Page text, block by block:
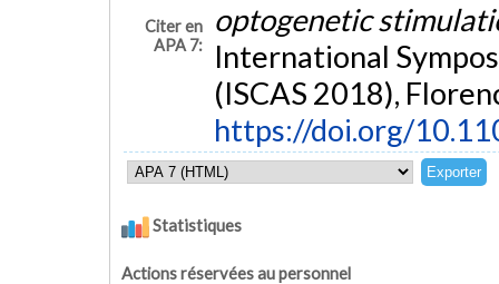
Citer en
APA 7:
optogenetic
International
(ISCAS 2018),
https://doi.org/
Statistiques
Actions réservées au personnel